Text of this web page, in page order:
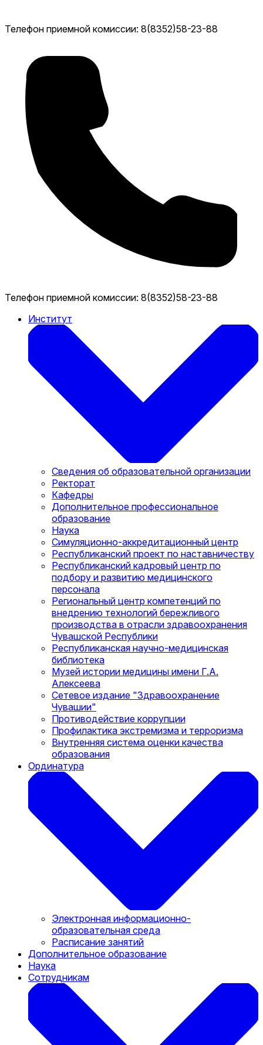
Телефон приемной комиссии: 8(8352)58-23-88
Телефон приемной комиссии: 8(8352)58-23-88
Институт
Сведения об образовательной организации
Ректорат
Кафедры
Дополнительное профессиональное
образование
Наука
Симуляционно-аккредитационный центр
Республиканский проект по наставничеству
Республиканский кадровый центр по
подбору и развитию медицинского
персонала
Региональный центр компетенций по
внедрению технологий бережливого
производства в отрасли здравоохранения
Чувашской Республики
Республиканская научно-медицинская
библиотека
Музей истории медицины имени Г.А.
Алексеева
Сетевое издание "Здравоохранение
Чувашии"
Противодействие коррупции
Профилактика экстремизма и терроризма
Внутренняя система оценки качества
образования
Ординатура
Электронная информационно-
образовательная среда
Расписание занятий
Дополнительное образование
Наука
Сотрудникам